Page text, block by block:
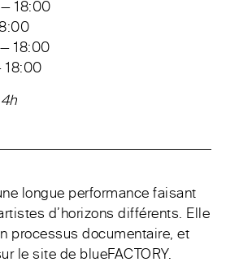
— 18:00
18:00
18:00
longue performance faisant
d’horizons différents. Elle
processus documentaire, et
le site de blueFACTORY.